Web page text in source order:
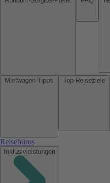
Reisebüros
Inklusivleistungen